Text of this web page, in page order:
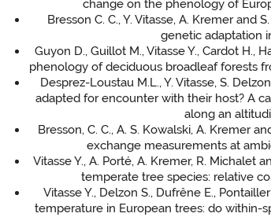
change on the phenology of
Bresson C. C., Y. Vitasse, A. Kremer
genetic adaptation
Guyon D., Guillot M., Vitasse Y., Cardot H.,
phenology of deciduous broadleaf forests
Desprez-Loustau M.L., Y. Vitasse, S.
adapted for encounter with their host? A
along an
Bresson, C. C., A. S. Kowalski, A. Kremer
exchange measurements at
Vitasse Y., A. Porté, A. Kremer, R.
temperate tree species: relative
Vitasse Y., Delzon S., Dufrêne E.,
temperature in European trees: do within-